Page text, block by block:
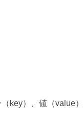
key）、値（value